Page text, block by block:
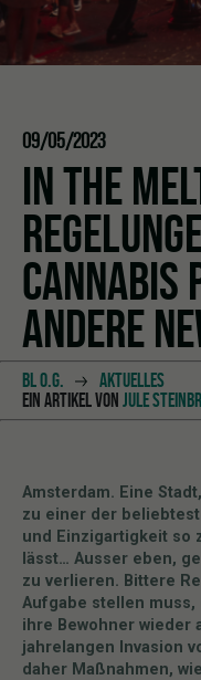
09/05/2023
IN THE
CANNABIS
ANDERE
BL O.G.
AKTUELLES
EIN ARTIKEL VONJULE
Amsterdam. Eine
zu einer der
und Einzigartigkeit so
lässt… Ausser eben,
zu verlieren. Bittere
Aufgabe stellen
ihre Bewohner wieder
jahrelangen Invasion
daher Maßnahmen,